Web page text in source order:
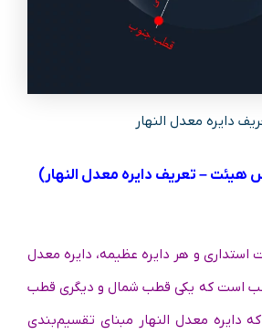
دایره معدل النهار
– تعریف دایره معدل النهار)
استداری و هر دایره عظیمه، دایره معدل
قطب است که یکی قطب شمال و دیگری قطب
دایره معدل النهار مبنای تقسیم‌بندی